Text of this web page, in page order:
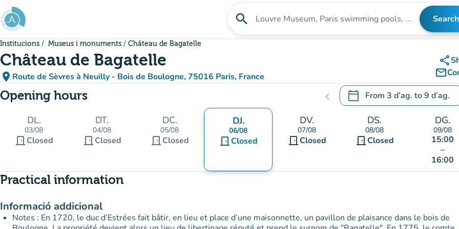
Go to main content
search Search for an institution Search
Institucions Museus i monuments Château de Bagatelle
Château de Bagatelle
place Route de Sèvres à Neuilly - Bois de Boulogne, 75016 Paris, France
(open in Google Maps)
(new tab)
share
mail_outline
Opening hours chevron_left calendar_today From 3 d’ag. to9 d’ag.
.Open the calendar to change
DL.
03/08
door_front Closed
DT.
04/08
door_front Closed
DC.
05/08
door_front Closed
DJ.
06/08
door_front Closed
DV.
07/08
door_front Closed
DS.
08/08
door_frontClosed
DG.
09/08
15:00
–
16:00
Practical information
Informació addicional
Notes : En 1720, le duc d’Estrées fait bâtir, en lieu et place d’une maisonnette, un pavillon de plaisance dans le bois de